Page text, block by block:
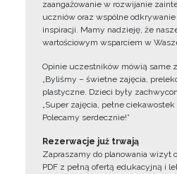
zaangażowanie w rozwijanie
uczniów oraz wspólne
inspiracji. Mamy nadzieję, że
wartościowym wsparciem w
Opinie uczestników mówią same
„Byliśmy – świetne zajęcia,
plastyczne. Dzieci były
„Super zajęcia, pełne
Polecamy serdecznie!”
Rezerwacje już trwają
Zapraszamy do planowania wizyt
PDF z pełną ofertą edukacyjną i